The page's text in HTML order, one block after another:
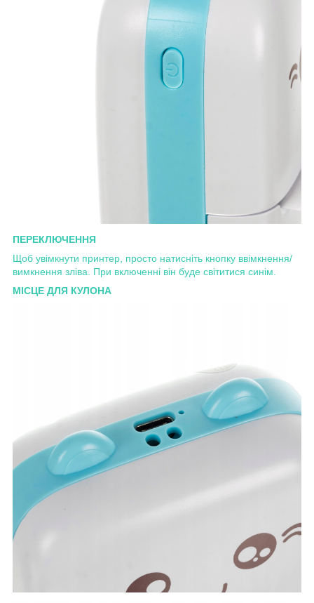
ПЕРЕКЛЮЧЕННЯ
Щоб увімкнути принтер, просто натисніть кнопку ввімкнення/
вимкнення зліва. При включенні він буде світитися синім.
МІСЦЕ ДЛЯ КУЛОНА